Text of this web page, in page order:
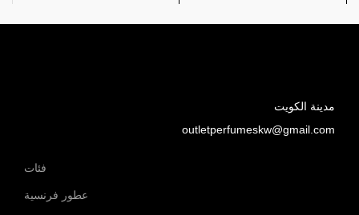
مدينة الكويت
outletperfumeskw@gmail.com
فئات
عطور فرنسية